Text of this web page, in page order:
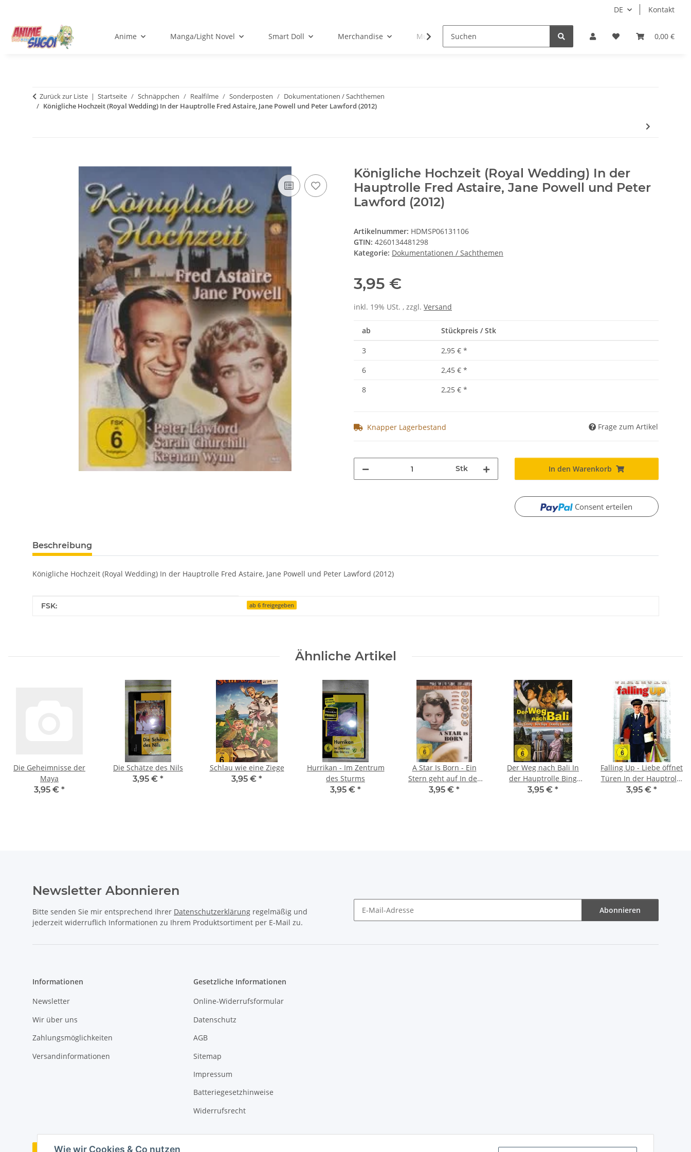
Wie wir Cookies & Co nutzen
DE Kontakt
0,00 €
Anime Manga/Light Novel Smart Doll Merchandise Musik-CD Idols/Cosplay 18+ Schnäppchen
Zurück zur Liste Startseite Schnäppchen Realfilme Sonderposten
Dokumentationen / Sachthemen
Königliche Hochzeit (Royal Wedding) In der Hauptrolle Fred Astaire, Jane Powell und Peter Lawford (2012)
Königliche Hochzeit (Royal Wedding) In der
Hauptrolle Fred Astaire, Jane Powell und Peter
Lawford (2012)
Artikelnummer: HDMSP06131106
GTIN: 4260134481298
Kategorie: Dokumentationen / Sachthemen
3,95 €
inkl. 19% USt. , zzgl. Versand
ab Stückpreis / Stk
3 2,95 € *
6
2,45 € *
8
2,25 € *
Knapper Lagerbestand Frage zum Artikel
Stk In den Warenkorb
Consent erteilen
Beschreibung
Königliche Hochzeit (Royal Wedding) In der Hauptrolle Fred Astaire, Jane Powell und Peter Lawford (2012)
Produkteigenschaft
Wert
FSK: ab 6 freigegeben
Ähnliche Artikel
Die Geheimnisse der
Maya
3,95 € *
Die Schätze des Nils
3,95 € *
Schlau wie eine Ziege
3,95 € *
Hurrikan - Im Zentrum
des Sturms
3,95 € *
A Star Is Born - Ein
Stern geht auf In der
Hauptrolle Janet
3,95 € *
Der Weg nach Bali In
der Hauptrolle Bing
Crosby, Bob Hope,
3,95 € *
Falling Up - Liebe öffnet
Türen In der Hauptrolle
Joseph Cross, Sarah
3,95 € *
Newsletter Abonnieren
Bitte senden Sie mir entsprechend Ihrer Datenschutzerklärung regelmäßig und
jederzeit widerruflich Informationen zu Ihrem Produktsortiment per E-Mail zu.
Abonnieren
Informationen
Newsletter
Wir über uns
Zahlungsmöglichkeiten
Versandinformationen
Gesetzliche Informationen
Online-Widerrufsformular
Datenschutz
AGB
Sitemap
Impressum
Batteriegesetzhinweise
Widerrufsrecht